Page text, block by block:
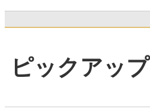
ピックアップ